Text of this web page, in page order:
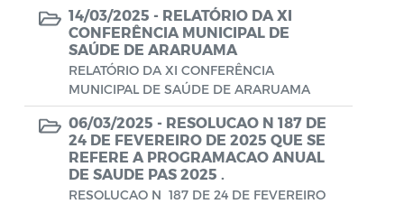
Conselho Municipal dos Direitos da
Criança e do Adolescente de Araruama -
CMDCAA
Contratos
Convênio
Convocação
14/03/2025 - RELATÓRIO DA XI
CONFERÊNCIA MUNICIPAL DE
SAÚDE DE ARARUAMA
RELATÓRIO DA XI CONFERÊNCIA
MUNICIPAL DE SAÚDE DE ARARUAMA
06/03/2025 - RESOLUCAO N 187 DE
24 DE FEVEREIRO DE 2025 QUE SE
REFERE A PROGRAMACAO ANUAL
DE SAUDE PAS 2025 .
RESOLUCAO N 187 DE 24 DE FEVEREIRO